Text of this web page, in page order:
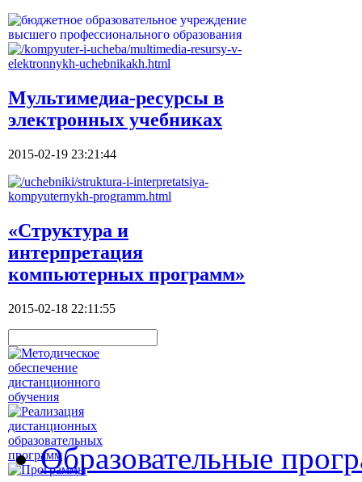
Мультимедиа-ресурсы в
электронных учебниках
2015-02-19 23:21:44
«Структура и
интерпретация
компьютерных программ»
2015-02-18 22:11:55
Образовательные